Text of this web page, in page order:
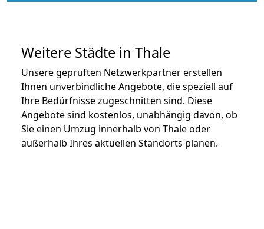
Weitere Städte in Thale
Unsere geprüften Netzwerkpartner erstellen
Ihnen unverbindliche Angebote, die speziell auf
Ihre Bedürfnisse zugeschnitten sind. Diese
Angebote sind kostenlos, unabhängig davon, ob
Sie einen Umzug innerhalb von Thale oder
außerhalb Ihres aktuellen Standorts planen.